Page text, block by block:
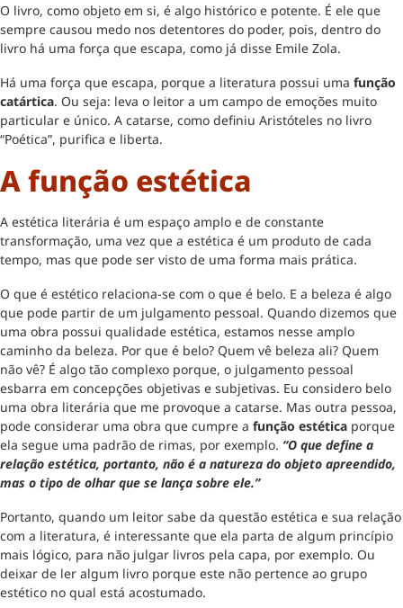
O livro, como objeto em si, é algo histórico e potente. É ele que
sempre causou medo nos detentores do poder, pois, dentro do
livro há uma força que escapa, como já disse Emile Zola.
Há uma força que escapa, porque a literatura possui uma função
catártica. Ou seja: leva o leitor a um campo de emoções muito
particular e único. A catarse, como definiu Aristóteles no livro
“Poética”, purifica e liberta.
A função estética
A estética literária é um espaço amplo e de constante
transformação, uma vez que a estética é um produto de cada
tempo, mas que pode ser visto de uma forma mais prática.
O que é estético relaciona-se com o que é belo. E a beleza é algo
que pode partir de um julgamento pessoal. Quando dizemos que
uma obra possui qualidade estética, estamos nesse amplo
caminho da beleza. Por que é belo? Quem vê beleza ali? Quem
não vê? É algo tão complexo porque, o julgamento pessoal
esbarra em concepções objetivas e subjetivas. Eu considero belo
uma obra literária que me provoque a catarse. Mas outra pessoa,
pode considerar uma obra que cumpre a função estética porque
ela segue uma padrão de rimas, por exemplo. “O que define a
relação estética, portanto, não é a natureza do objeto apreendido,
mas o tipo de olhar que se lança sobre ele.”
Portanto, quando um leitor sabe da questão estética e sua relação
com a literatura, é interessante que ela parta de algum princípio
mais lógico, para não julgar livros pela capa, por exemplo. Ou
deixar de ler algum livro porque este não pertence ao grupo
estético no qual está acostumado.